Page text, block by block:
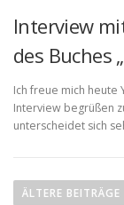
Interview
des Buches
Ich freue mich heute
Interview begrüßen
unterscheidet sich
eÄLTERE BEITRÄGE